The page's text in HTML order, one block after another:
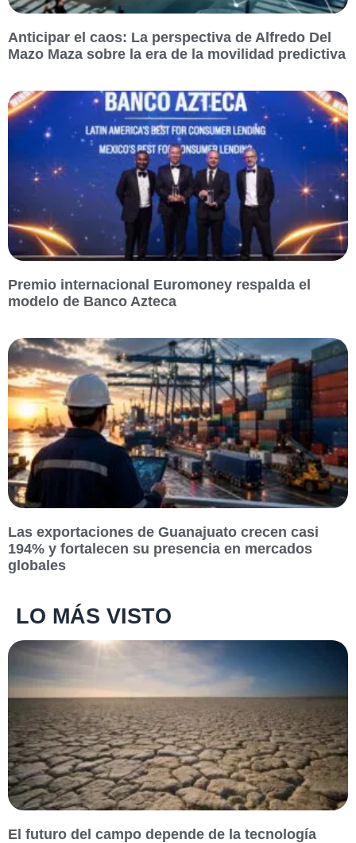
Anticipar el caos: La perspectiva de Alfredo Del
Mazo Maza sobre la era de la movilidad predictiva
Premio internacional Euromoney respalda el
modelo de Banco Azteca
Las exportaciones de Guanajuato crecen casi
194% y fortalecen su presencia en mercados
globales
LO MÁS VISTO
El futuro del campo depende de la tecnología